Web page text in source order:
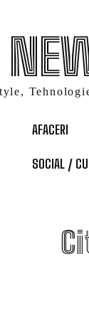
AFACERI
SOCIAL /
S